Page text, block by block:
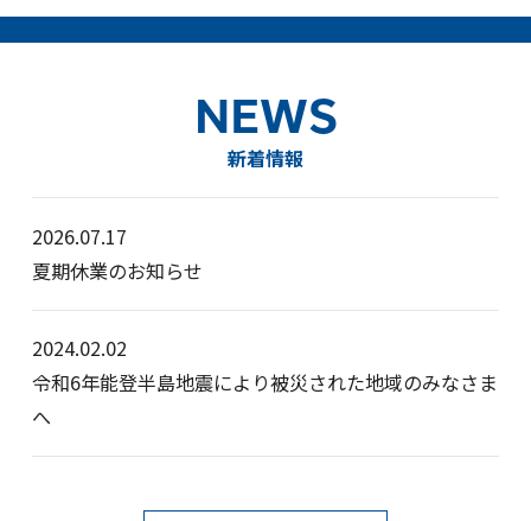
NEWS
新着情報
2026.07.17
夏期休業のお知らせ
2024.02.02
令和6年能登半島地震により被災された地域のみなさま
へ